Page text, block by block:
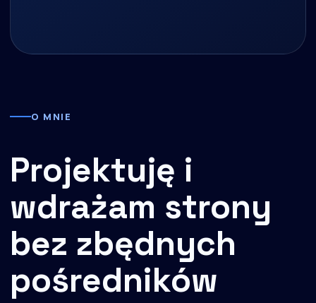
O MNIE
Projektuję i
wdrażam strony
bez zbędnych
pośredników